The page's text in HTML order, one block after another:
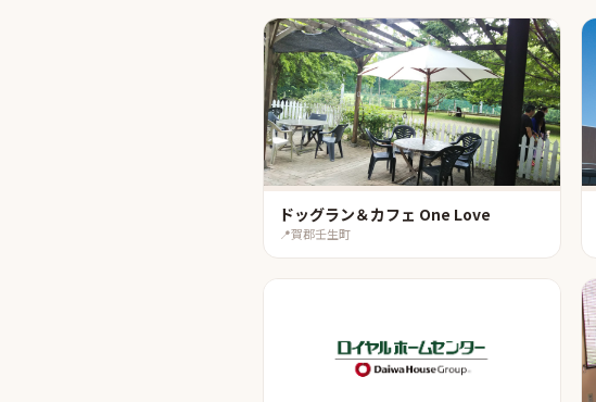
ドッグラン＆カフェ One Love
📍賀郡壬生町